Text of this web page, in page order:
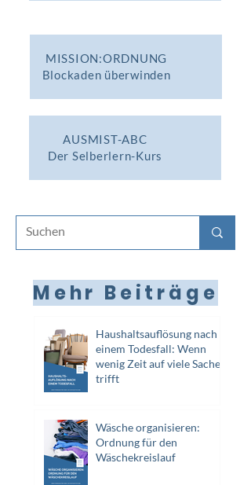
MISSION:ORDNUNG
Blockaden überwinden
AUSMIST-ABC
Der Selberlern-Kurs
Mehr Beiträge
Haushaltsauflösung nach
einem Todesfall: Wenn
wenig Zeit auf viele Sachen
trifft
Wäsche organisieren:
Ordnung für den
Wäschekreislauf